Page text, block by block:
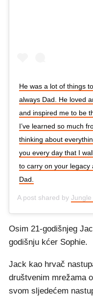
He was a lot of things
always Dad. He loved
and inspired me to be
I’ve learned so much
thinking about
you every day that I
to carry on your legacy
Dad.
A post shared by Jungle
Osim 21-godišnjeg
godišnju kćer Sophie.
Jack kao hrvač
društvenim mrežama
svom sljedećem